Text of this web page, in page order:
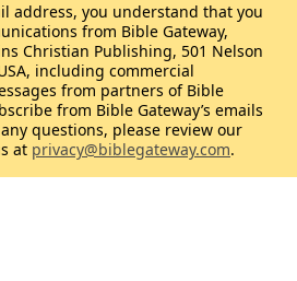
address, you understand that you
from Bible Gateway,
Christian Publishing, 501 Nelson
including commercial
from partners of Bible
from Bible Gateway’s emails
questions, please review our
at privacy@biblegateway.com.